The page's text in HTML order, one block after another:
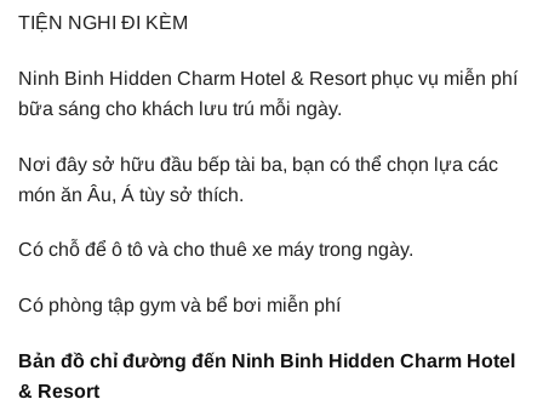
TIỆN NGHI ĐI KÈM
Ninh Binh Hidden Charm Hotel & Resort phục vụ miễn phí
bữa sáng cho khách lưu trú mỗi ngày.
Nơi đây sở hữu đầu bếp tài ba, bạn có thể chọn lựa các
món ăn Âu, Á tùy sở thích.
Có chỗ để ô tô và cho thuê xe máy trong ngày.
Có phòng tập gym và bể bơi miễn phí
Bản đồ chỉ đường đến Ninh Binh Hidden Charm Hotel
& Resort